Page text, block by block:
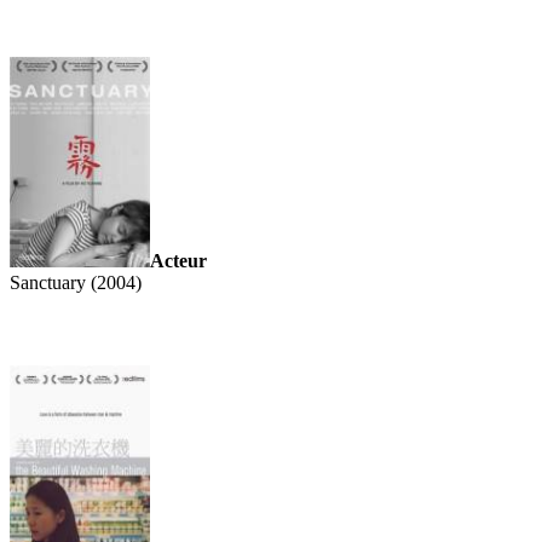
Acteur
Sanctuary (2004)